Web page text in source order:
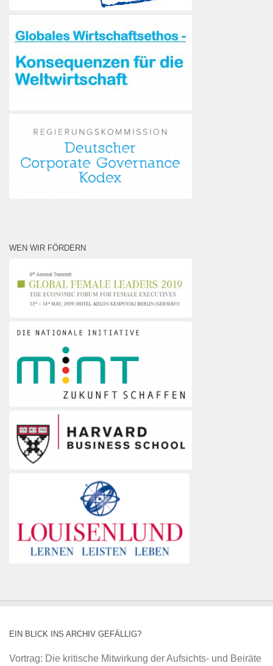
WEN WIR FÖRDERN
EIN BLICK INS ARCHIV GEFÄLLIG?
Vortrag: Die kritische Mitwirkung der Aufsichts- und Beiräte